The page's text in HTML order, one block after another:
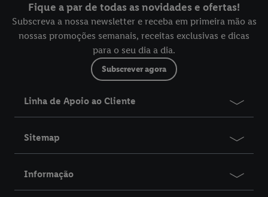
Fique a par de todas as novidades e ofertas!
Subscreva a nossa newsletter e receba em primeira mão as
nossas promoções semanais, receitas exclusivas e dicas
para o seu dia a dia.
Subscrever agora
Linha de Apoio ao Cliente
Sitemap
Informação